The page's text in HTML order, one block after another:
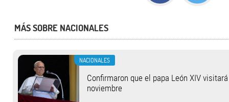
MÁS SOBRE NACIONALES
NACIONALES
Confirmaron que el papa León XIV
noviembre